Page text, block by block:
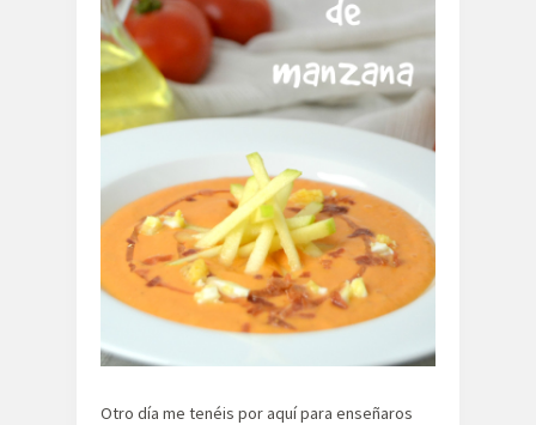
Otro día me tenéis por aquí para enseñaros